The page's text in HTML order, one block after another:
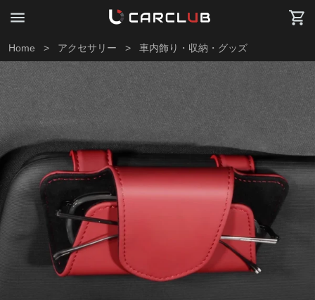
Home > アクセサリー > 車内飾り・収納・グッズ